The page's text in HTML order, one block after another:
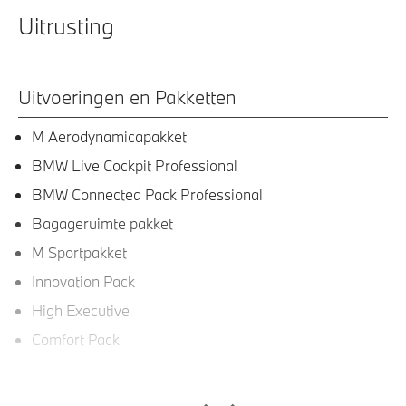
Uitrusting
Uitvoeringen en Pakketten
M Aerodynamicapakket
BMW Live Cockpit Professional
BMW Connected Pack Professional
Bagageruimte pakket
M Sportpakket
Innovation Pack
High Executive
Comfort Pack